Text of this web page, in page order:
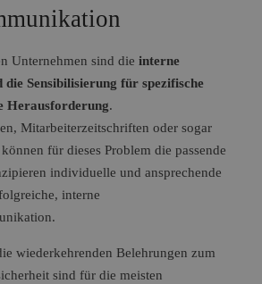
Unternehmen sind die interne
Sensibilisierung für spezifische
Herausforderung.
Mitarbeiterzeitschriften oder sogar
für dieses Problem die passende
individuelle und ansprechende
interne
wiederkehrenden Belehrungen zum
sind für die meisten